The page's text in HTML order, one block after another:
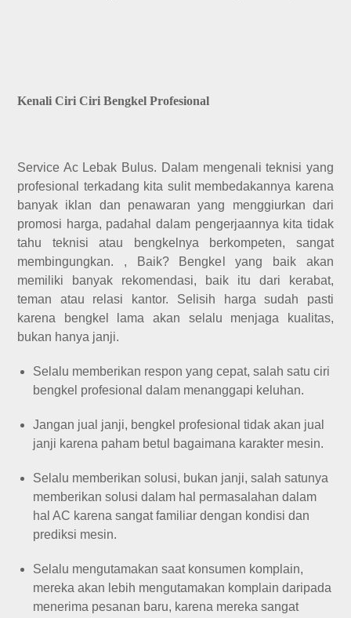
Kenali Ciri Ciri Bengkel Profesional
Service Ac Lebak Bulus. Dalam mengenali teknisi yang
profesional terkadang kita sulit membedakannya karena
banyak iklan dan penawaran yang menggiurkan dari
promosi harga, padahal dalam pengerjaannya kita tidak
tahu teknisi atau bengkelnya berkompeten, sangat
membingungkan. , Baik? Bengkel yang baik akan
memiliki banyak rekomendasi, baik itu dari kerabat,
teman atau relasi kantor. Selisih harga sudah pasti
karena bengkel lama akan selalu menjaga kualitas,
bukan hanya janji.
Selalu memberikan respon yang cepat, salah satu ciri
bengkel profesional dalam menanggapi keluhan.
Jangan jual janji, bengkel profesional tidak akan jual
janji karena paham betul bagaimana karakter mesin.
Selalu memberikan solusi, bukan janji, salah satunya
memberikan solusi dalam hal permasalahan dalam
hal AC karena sangat familiar dengan kondisi dan
prediksi mesin.
Selalu mengutamakan saat konsumen komplain,
mereka akan lebih mengutamakan komplain daripada
menerima pesanan baru, karena mereka sangat